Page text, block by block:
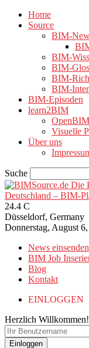
Home
Source
BIM-
BIM-
BIM-
BIM-
BIM-
BIM-Episoden
learn2BIM
OpenBIM
Visuelle
Über uns
Suche
Deutschland – BIM-
24.4 C
Düsseldorf, Germany
Donnerstag, August
News einsenden
BIM Job
Blog
Kontakt
EINLOGGEN
Herzlich